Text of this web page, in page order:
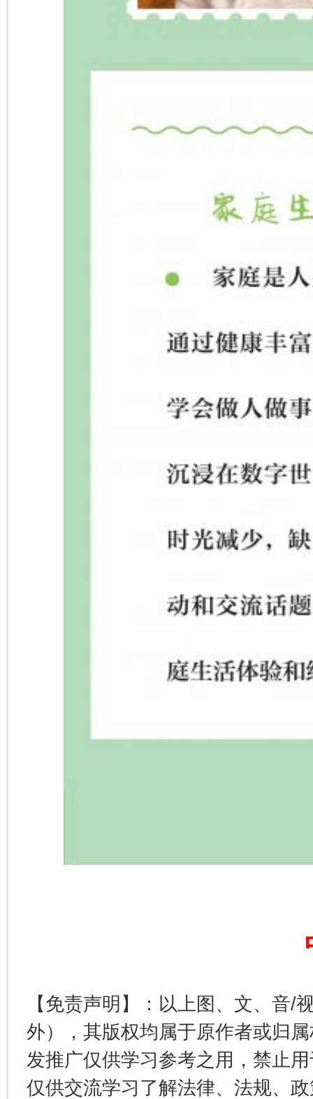
【免责声明】：以上图、文、音/
外），其版权均属于原作者或归
发推广仅供学习参考之用，禁止
仅供交流学习了解法律、法规、
东山县通报“牛蛙产品抗生素超标问题” 法